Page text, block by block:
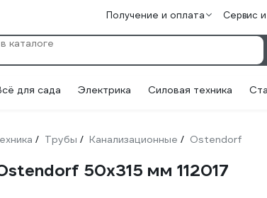
Получение и оплата Сервис
для сада Электрика Силовая техника
/ Трубы / Канализационные / Ostendorf
50х315 мм 112017